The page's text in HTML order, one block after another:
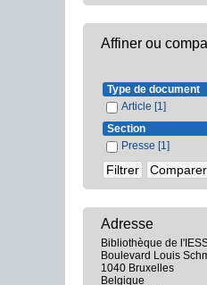
Affiner ou
Type de document
Article [1]
Section
Presse [1]
Adresse
Bibliothèque de
Boulevard Louis
1040 Bruxelles
Belgique